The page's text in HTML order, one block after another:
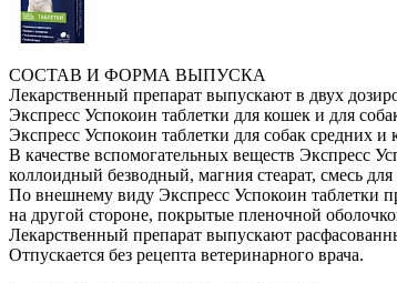
СОСТАВ И ФОРМА ВЫПУСКА
Лекарственный препарат выпускают в двух
Экспресс Успокоин таблетки для кошек и для
Экспресс Успокоин таблетки для собак средних
В качестве вспомогательных веществ Экспресс
коллоидный безводный, магния стеарат, смесь
По внешнему виду Экспресс Успокоин таблетки
на другой стороне, покрытые пленочной
Лекарственный препарат выпускают
Отпускается без рецепта ветеринарного врача.